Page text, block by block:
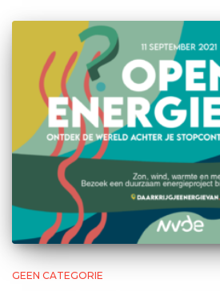
GEEN CATEGORIE